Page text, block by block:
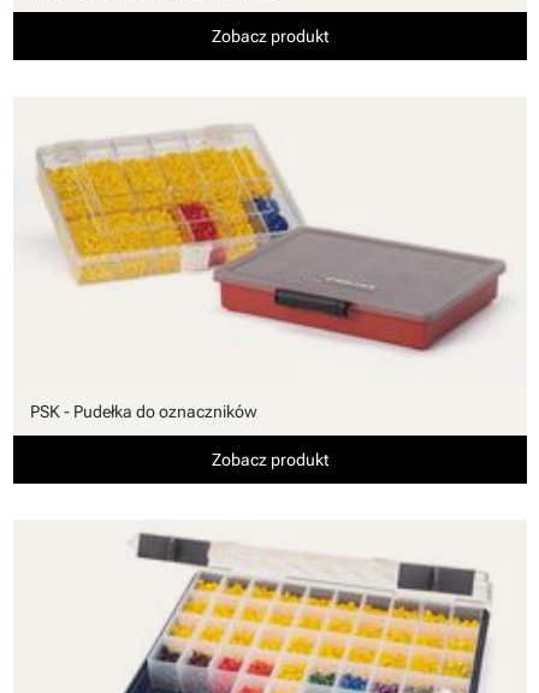
Zobacz produkt
PSK - Pudełka do oznaczników
Zobacz produkt